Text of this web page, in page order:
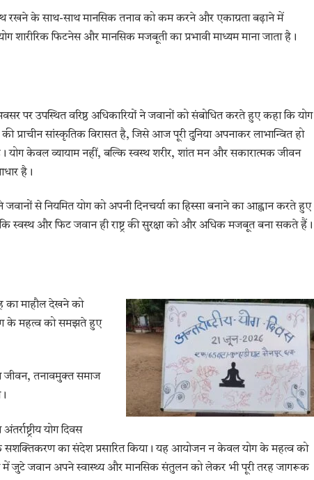
रखने के साथ-साथ मानसिक तनाव को कम करने और एकाग्रता बढ़ाने में
शारीरिक फिटनेस और मानसिक मजबूती का प्रभावी माध्यम माना जाता है।
पर उपस्थित वरिष्ठ अधिकारियों ने जवानों को संबोधित करते हुए कहा कि योग
की प्राचीन सांस्कृतिक विरासत है, जिसे आज पूरी दुनिया अपनाकर लाभान्वित हो
योग केवल व्यायाम नहीं, बल्कि स्वस्थ शरीर, शांत मन और सकारात्मक जीवन
है।
जवानों से नियमित योग को अपनी दिनचर्या का हिस्सा बनाने का आह्वान करते हुए
स्वस्थ और फिट जवान ही राष्ट्र की सुरक्षा को और अधिक मजबूत बना सकते हैं।
का माहौल देखने को
के महत्व को समझते हुए
जीवन, तनावमुक्त समाज
योग दिवस
सशक्तिकरण का संदेश प्रसारित किया। यह आयोजन न केवल योग के महत्व को
में जुटे जवान अपने स्वास्थ्य और मानसिक संतुलन को लेकर भी पूरी तरह जागरूक